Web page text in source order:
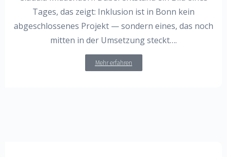
Tages, das zeigt: Inklusion ist in Bonn kein
abgeschlossenes Projekt — sondern eines, das noch
mitten in der Umsetzung steckt….
Mehr erfahren